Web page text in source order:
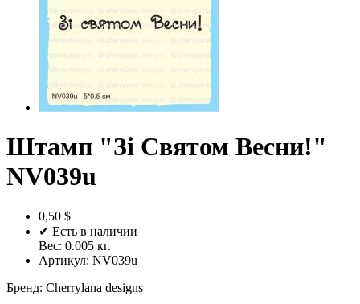
Штамп "Зі Святом Весни!"
NV039u
0,50 $
✔ Есть в наличии
Вес: 0.005 кг.
Артикул: NV039u
Бренд: Cherrylana designs